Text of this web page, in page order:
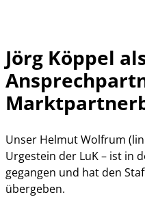
Jörg Köppel
Unser Helmut Wolfrum
Urgestein der LuK – ist in
gegangen und hat den
übergeben.